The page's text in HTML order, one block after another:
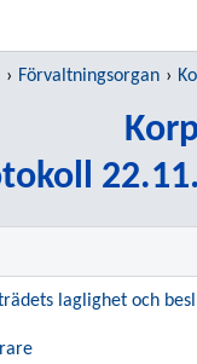
Förvaltningsorgan
laglighet och